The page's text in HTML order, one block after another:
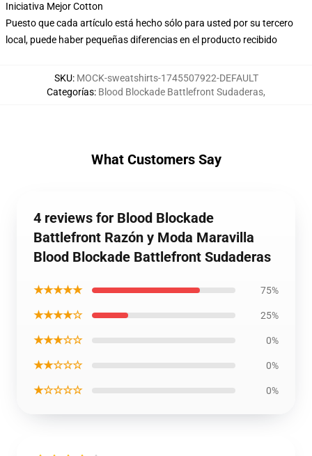
Iniciativa Mejor Cotton
Puesto que cada artículo está hecho sólo para usted por su tercero
local, puede haber pequeñas diferencias en el producto recibido
SKU: MOCK-sweatshirts-1745507922-DEFAULT
Categorías: Blood Blockade Battlefront Sudaderas,
What Customers Say
4 reviews for Blood Blockade
Battlefront Razón y Moda Maravilla
Blood Blockade Battlefront Sudaderas
★★★★★ 75%
★★★★☆ 25%
★★★☆☆ 0%
★★☆☆☆ 0%
★☆☆☆☆ 0%